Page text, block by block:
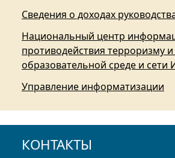
Сведения о доходах
Национальный центр
противодействия терроризму
образовательной среде и сети
Управление информатизации
КОНТАКТЫ